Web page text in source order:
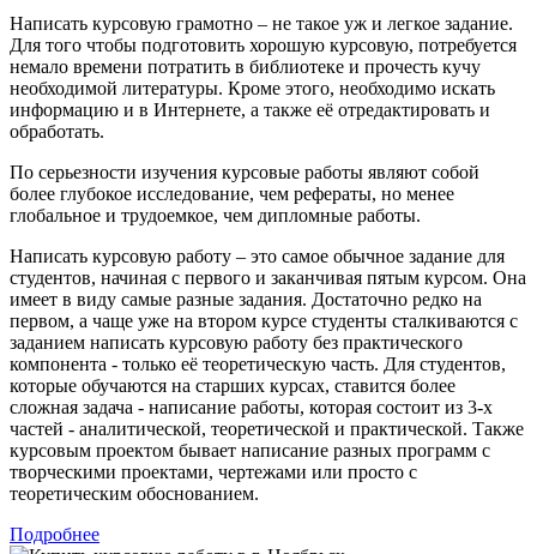
Написать курсовую грамотно – не такое уж и легкое задание.
Для того чтобы подготовить хорошую курсовую, потребуется
немало времени потратить в библиотеке и прочесть кучу
необходимой литературы. Кроме этого, необходимо искать
информацию и в Интернете, а также её отредактировать и
обработать.
По серьезности изучения курсовые работы являют собой
более глубокое исследование, чем рефераты, но менее
глобальное и трудоемкое, чем дипломные работы.
Написать курсовую работу – это самое обычное задание для
студентов, начиная с первого и заканчивая пятым курсом. Она
имеет в виду самые разные задания. Достаточно редко на
первом, а чаще уже на втором курсе студенты сталкиваются с
заданием написать курсовую работу без практического
компонента - только её теоретическую часть. Для студентов,
которые обучаются на старших курсах, ставится более
сложная задача - написание работы, которая состоит из 3-х
частей - аналитической, теоретической и практической. Также
курсовым проектом бывает написание разных программ с
творческими проектами, чертежами или просто с
теоретическим обоснованием.
Подробнее